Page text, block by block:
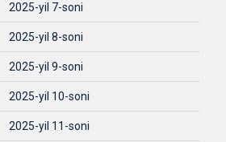
2025-yil 7-soni
2025-yil 8-soni
2025-yil 9-soni
2025-yil 10-soni
2025-yil 11-soni